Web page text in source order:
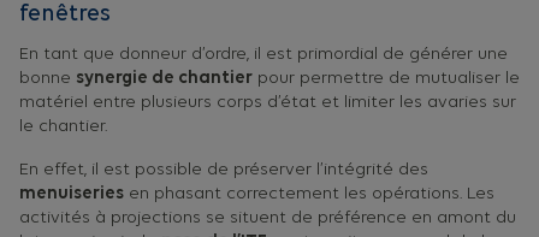
fenêtres
En tant que donneur d’ordre, il est primordial de générer une
bonne synergie de chantier pour permettre de mutualiser le
matériel entre plusieurs corps d’état et limiter les avaries sur
le chantier.
En effet, il est possible de préserver l’intégrité des
menuiseries en phasant correctement les opérations. Les
activités à projections se situent de préférence en amont du